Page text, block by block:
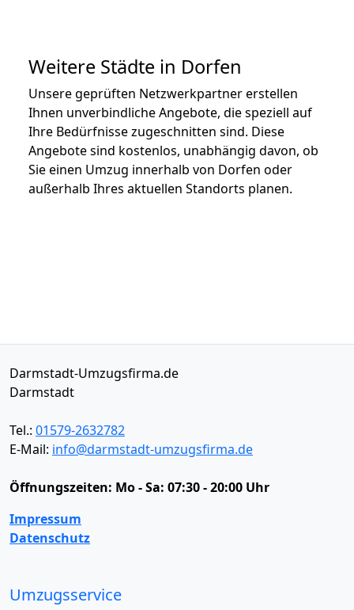
Weitere Städte in Dorfen
Unsere geprüften Netzwerkpartner erstellen
Ihnen unverbindliche Angebote, die speziell auf
Ihre Bedürfnisse zugeschnitten sind. Diese
Angebote sind kostenlos, unabhängig davon, ob
Sie einen Umzug innerhalb von Dorfen oder
außerhalb Ihres aktuellen Standorts planen.
Darmstadt-Umzugsfirma.de
Darmstadt
Tel.: 01579-2632782
E-Mail: info@darmstadt-umzugsfirma.de
Öffnungszeiten: Mo - Sa: 07:30 - 20:00 Uhr
Impressum
Datenschutz
Umzugsservice